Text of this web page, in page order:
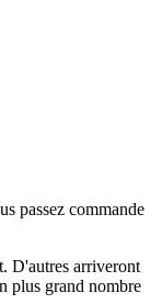
passez commande
D'autres arriveront
plus grand nombre